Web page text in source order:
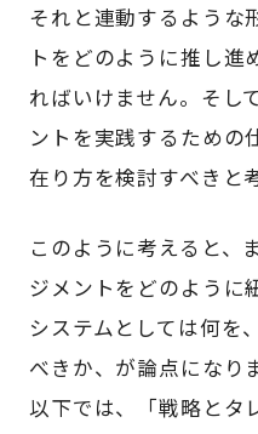
それと連動するような
トをどのように推し進
ればいけません。そし
ントを実践するための
在り方を検討すべきと
このように考えると、
ジメントをどのように
システムとしては何を
べきか、が論点になり
以下では、「戦略とタ